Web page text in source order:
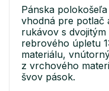
Pánska
vhodná pre potlač
rukávov s
rebrového úpletu
materiálu,
z vrchového
švov pások.